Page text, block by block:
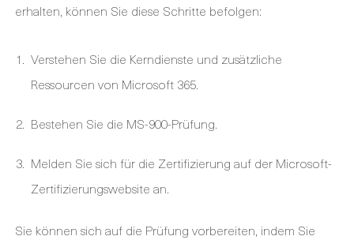
erhalten, können Sie diese Schritte befolgen:
Verstehen Sie die Kerndienste und zusätzliche
Ressourcen von Microsoft 365.
Bestehen Sie die MS-900-Prüfung.
Melden Sie sich für die Zertifizierung auf der Microsoft-
Zertifizierungswebsite an.
Sie können sich auf die Prüfung vorbereiten, indem Sie